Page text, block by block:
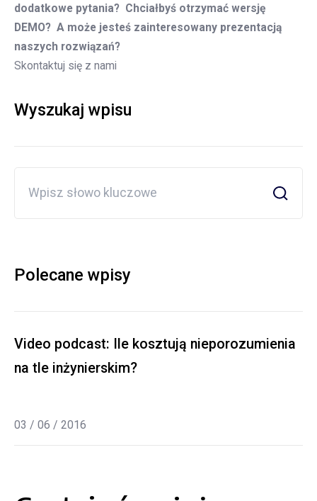
dodatkowe pytania? Chciałbyś otrzymać wersję
DEMO? A może jesteś zainteresowany prezentacją
naszych rozwiązań?
Skontaktuj się z nami
Wyszukaj wpisu
Polecane wpisy
Video podcast: Ile kosztują nieporozumienia
na tle inżynierskim?
03 / 06 / 2016